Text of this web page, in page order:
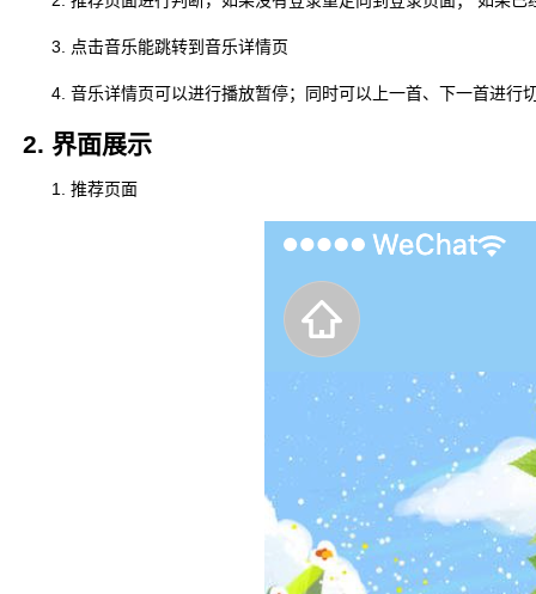
点击音乐能跳转到音乐详情页
音乐详情页可以进行播放暂停；同时可以上一首、下一首进行
2. 界面展示
推荐页面